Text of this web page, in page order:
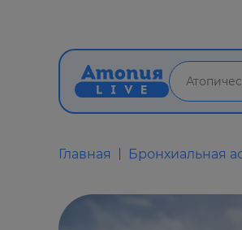
Главная Бронхиальная